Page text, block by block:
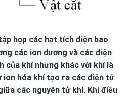
hợp các hạt tích điện bao
các ion dương và các điện
của khí nhưng khác với khí là
ion hóa khí tạo ra các điện tử
các nguyên tử khí. Khi điều